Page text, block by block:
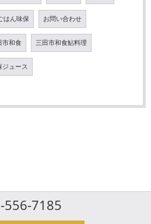
はん味保 お問い合わせ
市和食 三田市和食鮎料理
ジュース
556-7185